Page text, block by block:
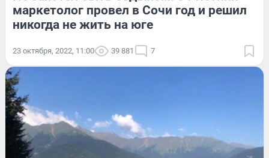
маркетолог провел в Сочи год и решил
никогда не жить на юге
23 октября, 2022, 11:00 39 881 7